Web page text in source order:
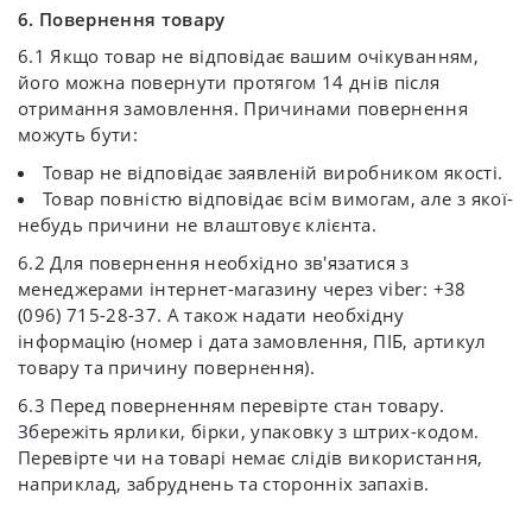
6. Повернення товару
6.1 Якщо товар не відповідає вашим очікуванням,
його можна повернути протягом 14 днів після
отримання замовлення. Причинами повернення
можуть бути:
Товар не відповідає заявленій виробником якості.
Товар повністю відповідає всім вимогам, але з якої-
небудь причини не влаштовує клієнта.
6.2 Для повернення необхідно зв'язатися з
менеджерами інтернет-магазину через viber: +38
(096) 715-28-37. А також надати необхідну
інформацію (номер і дата замовлення, ПІБ, артикул
товару та причину повернення).
6.3 Перед поверненням перевірте стан товару.
Збережіть ярлики, бірки, упаковку з штрих-кодом.
Перевірте чи на товарі немає слідів використання,
наприклад, забруднень та сторонніх запахів.